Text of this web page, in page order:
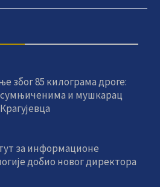
због 85 килограма дроге:
и мушкарац
за информационе
добио новог директора